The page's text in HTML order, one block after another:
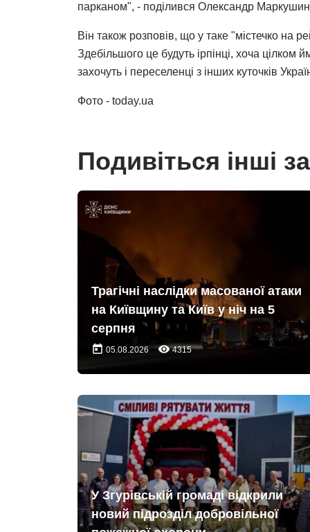
парканом", - поділився Олександр
Він також розповів, що у таке "містечко на
Здебільшого це будуть ірпінці, хоча цілком
захочуть і переселенці з інших куточків
Фото - today.ua
Подивіться інші
Трагічні наслідки масованої атаки
на Київщину та Київ у ніч на 5
серпня
today 05.08.2026 remove_red_eye4315
У Згурівській громаді відкрили
новий підрозділ добровільної